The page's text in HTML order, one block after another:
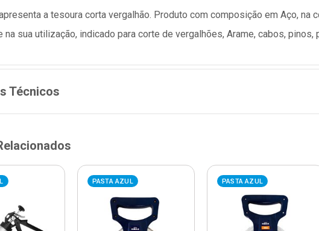
a tesoura corta vergalhão. Produto com composição em Aço,
na sua utilização, indicado para corte de vergalhões, Arame, cabos, pinos,
Técnicos
PASTA AZUL PASTA AZUL